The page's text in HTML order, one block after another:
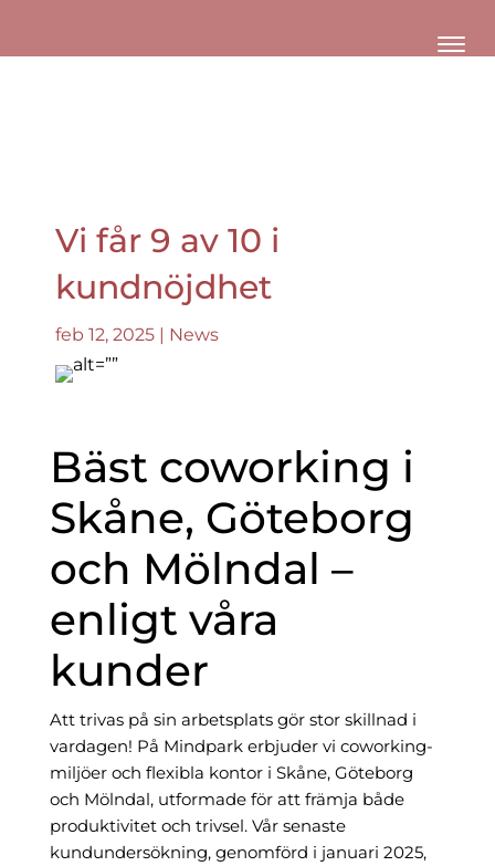
Vi får 9 av 10 i
kundnöjdhet
feb 12, 2025 | News
Bäst coworking i
Skåne, Göteborg
och Mölndal –
enligt våra
kunder
Att trivas på sin arbetsplats gör stor skillnad i
vardagen! På Mindpark erbjuder vi coworking-
miljöer och flexibla kontor i Skåne, Göteborg
och Mölndal, utformade för att främja både
produktivitet och trivsel. Vår senaste
kundundersökning, genomförd i januari 2025,